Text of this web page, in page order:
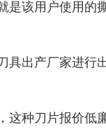
该用户使用的
具出产厂家进行
这种刀片报价低